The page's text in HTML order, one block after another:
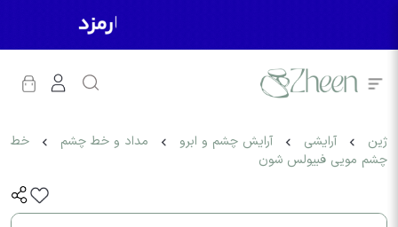
ژین آرایشی آرایش چشم و ابرو مداد و خط چشم
‫خط
چشم مویی فبیولس شون